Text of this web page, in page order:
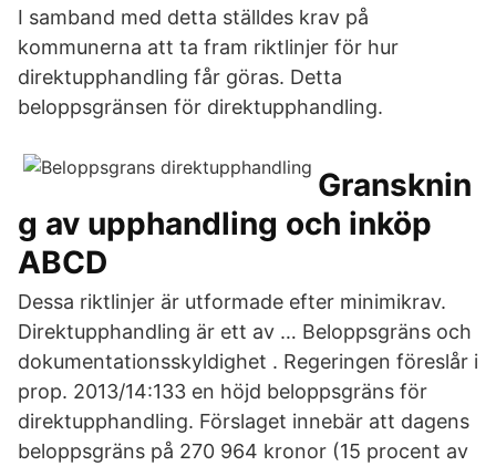
I samband med detta ställdes krav på
kommunerna att ta fram riktlinjer för hur
direktupphandling får göras. Detta
beloppsgränsen för direktupphandling.
Gransknin
g av upphandling och inköp
ABCD
Dessa riktlinjer är utformade efter minimikrav.
Direktupphandling är ett av … Beloppsgräns och
dokumentationsskyldighet . Regeringen föreslår i
prop. 2013/14:133 en höjd beloppsgräns för
direktupphandling. Förslaget innebär att dagens
beloppsgräns på 270 964 kronor (15 procent av